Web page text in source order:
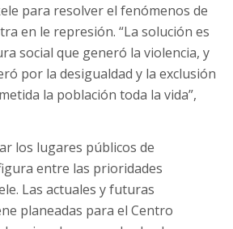
para resolver el fenómenos de
en le represión. “La solución es
social que generó la violencia, y
por la desigualdad y la exclusión
la población toda la vida”,
los lugares públicos de
entre las prioridades
Las actuales y futuras
planeadas para el Centro